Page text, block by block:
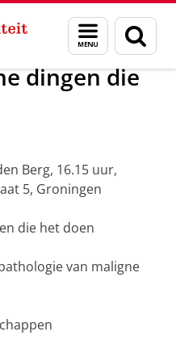
Menu
en
zoeken
Nieuwsberichten
dingen die
Berg, 16.15 uur,
5, Groningen
die het doen
van maligne